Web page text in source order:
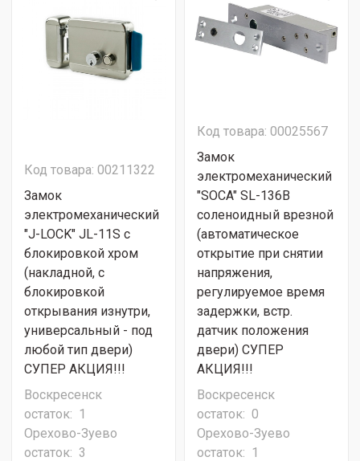
Код товара: 00211322
Замок
электромеханический
"J-LOCK" JL-11S с
блокировкой хром
(накладной, с
блокировкой
открывания изнутри,
универсальный - под
любой тип двери)
СУПЕР АКЦИЯ!!!
Воскресенск
остаток: 1
Орехово-Зуево
остаток: 3
Код товара: 00025567
Замок
электромеханический
"SOCA" SL-136B
соленоидный врезной
(автоматическое
открытие при снятии
напряжения,
регулируемое время
задержки, встр.
датчик положения
двери) СУПЕР
АКЦИЯ!!!
Воскресенск
остаток: 0
Орехово-Зуево
остаток: 1